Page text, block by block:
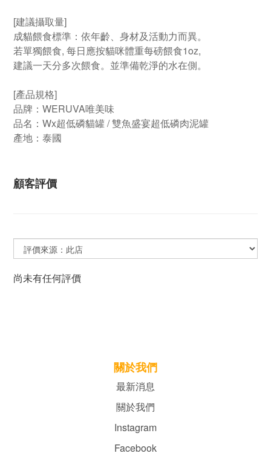
[建議攝取量]
成貓餵食標準：依年齡、身材及活動力而異。
若單獨餵食, 每日應按貓咪體重每磅餵食1oz,
建議一天分多次餵食。並準備乾淨的水在側。
[產品規格]
品牌：WERUVA唯美味
品名：Wx超低磷貓罐 / 雙魚盛宴超低磷肉泥罐
產地：泰國
顧客評價
尚未有任何評價
關於我們
最新消息
關於我們
Instagram
Facebook